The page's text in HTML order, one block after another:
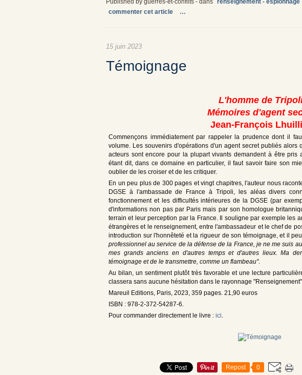
Published by guerres-et-conflits - dans renseignement - espionnage
commenter cet article
…
15 juin 2023
Témoignage
L'homme de
Mémoires d'agent
Jean-François
Commençons immédiatement par rappeler la prudence dont il
volume. Les souvenirs d'opérations d'un agent secret publiés alors
acteurs sont encore pour la plupart vivants demandent à être pris
étant dit, dans ce domaine en particulier, il faut savoir faire son
oublier de les croiser et de les critiquer.
En un peu plus de 300 pages et vingt chapitres, l'auteur nous
DGSE à l'ambassade de France à Tripoli, les aléas divers
fonctionnement et les difficultés intérieures de la DGSE (par
d'informations non pas par Paris mais par son homologue
terrain et leur perception par la France. Il souligne par exemple les
étrangères et le renseignement, entre l'ambassadeur et le chef de
introduction sur l'honnêteté et la rigueur de son témoignage, et il
professionnel au service de la défense de la France, je ne me suis
mes grands anciens en d'autres temps et d'autres lieux. Ma
témoignage et de le transmettre, comme un flambeau".
Au bilan, un sentiment plutôt très favorable et une lecture
classera sans aucune hésitation dans le rayonnage
Mareuil Editions, Paris, 2023, 359 pages. 21,90 euros
ISBN : 978-2-372-54287-6.
Pour commander directement le livre : ici.
Repost 0